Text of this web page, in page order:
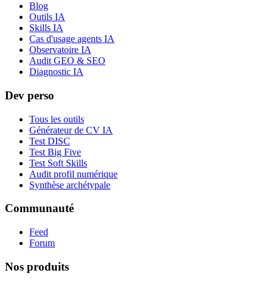
Blog
Outils IA
Skills IA
Cas d'usage agents IA
Observatoire IA
Audit GEO & SEO
Diagnostic IA
Dev perso
Tous les outils
Générateur de CV IA
Test DISC
Test Big Five
Test Soft Skills
Audit profil numérique
Synthèse archétypale
Communauté
Feed
Forum
Nos produits